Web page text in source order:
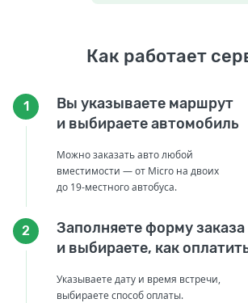
Как работает
1
Вы указываете маршрут
и выбираете автомобиль
Можно заказать авто любой
вместимости — от Micro на двоих
до 19-местного автобуса.
2
Заполняете форму заказа
и выбираете, как
Указываете дату и время встречи,
выбираете способ оплаты.